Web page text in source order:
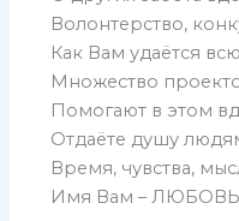
Волонтерство,
Как Вам удаётся
Множество
Помогают в этом
Отдаёте душу
Время, чувства,
Имя Вам –